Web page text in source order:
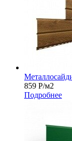
859 Р/м2
Подробнее